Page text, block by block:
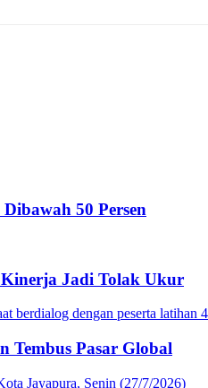
50 Persen
Kinerja Jadi Tolak Ukur
Pasar Global